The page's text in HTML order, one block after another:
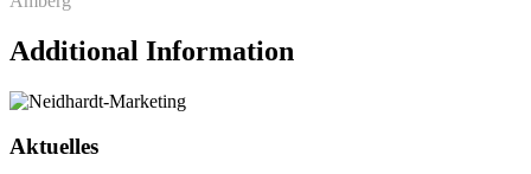
Additional Information
Aktuelles